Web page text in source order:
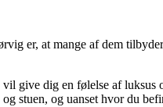
er, at mange af dem
give dig en følelse af
stuen, og uanset hvor du